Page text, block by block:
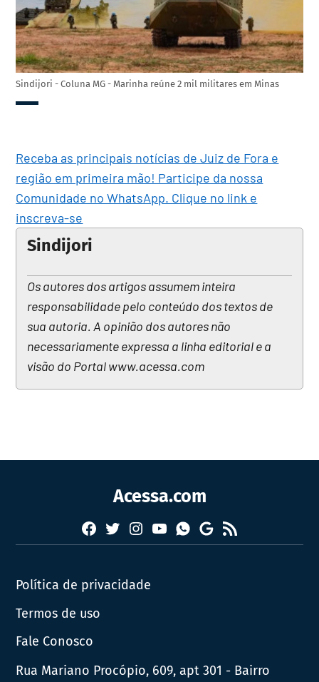
Sindijori - Coluna MG - Marinha reúne 2 mil militares em Minas
Receba as principais notícias de Juiz de Fora e
região em primeira mão! Participe da nossa
Comunidade no WhatsApp. Clique no link e
inscreva-se
Sindijori
Os autores dos artigos assumem inteira
responsabilidade pelo conteúdo dos textos de
sua autoria. A opinião dos autores não
necessariamente expressa a linha editorial e a
visão do Portal www.acessa.com
Acessa.com
Facebook
TwitterInstagram
YouTubeWhatsapp
Google
News
RSS
Política de privacidade
Termos de uso
Fale Conosco
Rua Mariano Procópio, 609, apt 301 - Bairro